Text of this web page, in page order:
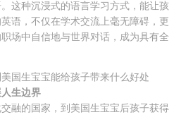
这种沉浸式的语言学习方式，能让孩
语，不仅在学术交流上毫无障碍，更
场中自信地与世界对话，成为具有全
生边界
融的国家，到美国生宝宝后孩子获得